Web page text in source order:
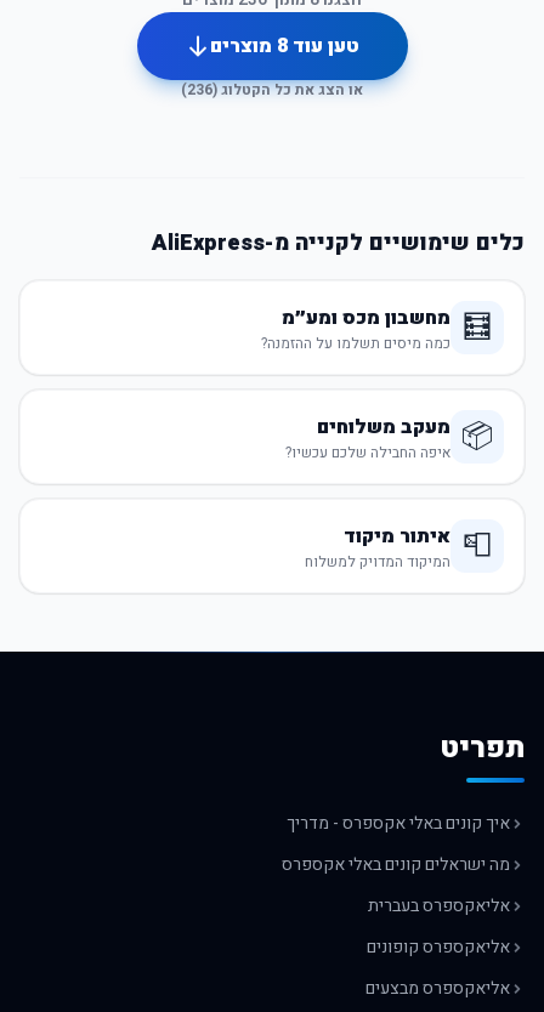
טען עוד8 מוצרים
או הצג את כל הקטלוג (236
)
כלים שימושיים לקנייה מ-AliExpress
🧮 מחשבון מכס ומע״מ
כמה מיסים תשלמו על ההזמנה?
📦 מעקב משלוחים
איפה החבילה שלכם עכשיו?
📮 איתור מיקוד
המיקוד המדויק למשלוח
תפריט
איך קונים באלי אקספרס - מדריך
מה ישראלים קונים באלי אקספרס
אליאקספרס בעברית
אליאקספרס קופונים
אליאקספרס מבצעים